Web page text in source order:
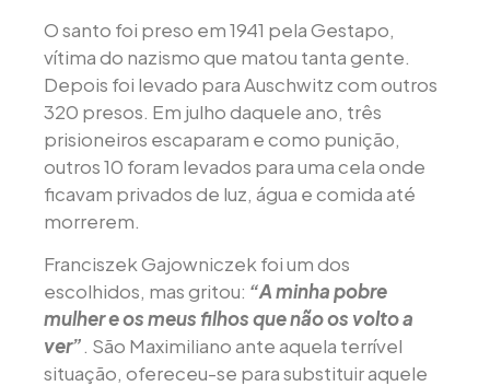
O santo foi preso em 1941 pela Gestapo,
vítima do nazismo que matou tanta gente.
Depois foi levado para Auschwitz com outros
320 presos. Em julho daquele ano, três
prisioneiros escaparam e como punição,
outros 10 foram levados para uma cela onde
ficavam privados de luz, água e comida até
morrerem.
Franciszek Gajowniczek foi um dos
escolhidos, mas gritou: “A minha pobre
mulher e os meus filhos que não os volto a
ver”. São Maximiliano ante aquela terrível
situação, ofereceu-se para substituir aquele